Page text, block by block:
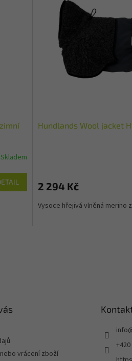
Skladem
Hundlands Wool jacket
2 294 Kč
Vysoce hřejivá vlněná merino
vrácení zboží
info